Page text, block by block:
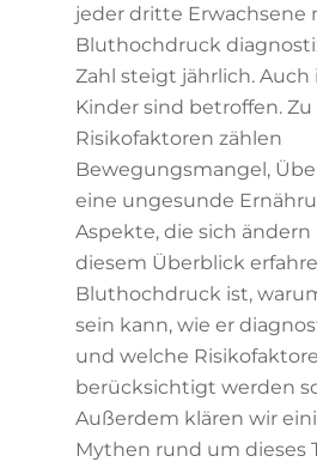
jeder dritte Erwachsene
Bluthochdruck
Zahl steigt jährlich.
Kinder sind betroffen.
Risikofaktoren zählen
Bewegungsmangel,
eine ungesunde
Aspekte, die sich ändern
diesem Überblick
Bluthochdruck ist,
sein kann, wie er
und welche
berücksichtigt werden
Außerdem klären wir
Mythen rund um dieses